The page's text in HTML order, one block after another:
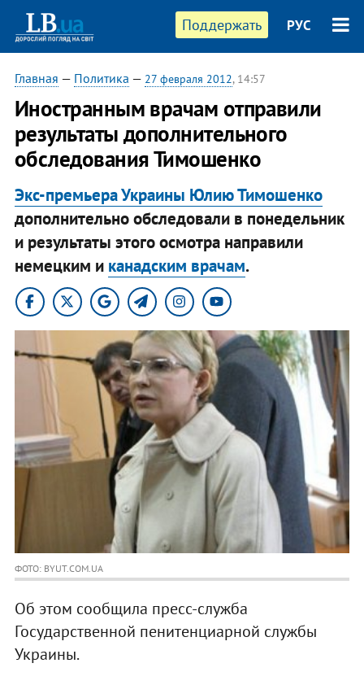
Поддержать РУС
Главная — Политика — 27 февраля 2012, 14:57
​Иностранным врачам отправили
результаты дополнительного
обследования Тимошенко
Экс-премьера Украины Юлию Тимошенко
дополнительно обследовали в понедельник
и результаты этого осмотра направили
немецким и канадским врачам.
ФОТО: BYUT.COM.UA
Об этом сообщила пресс-служба
Государственной пенитенциарной службы
Украины.